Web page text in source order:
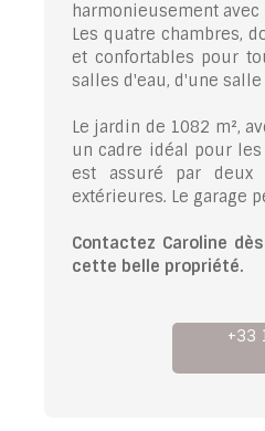
harmonieusement
Les quatre chambres,
et confortables pour
salles d'eau, d'une salle
Le jardin de 1082 m²,
un cadre idéal pour
est assuré par deux
extérieures. Le garage
Contactez Caroline
cette belle propriété.
+33